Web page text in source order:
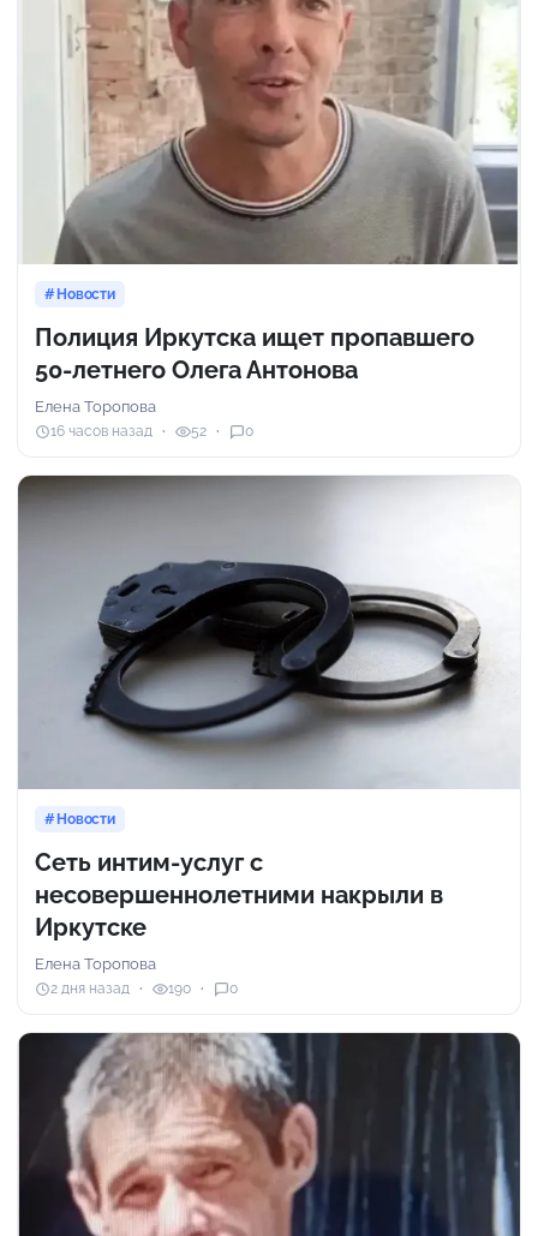
Новости
Полиция Иркутска ищет пропавшего
50-летнего Олега Антонова
Елена Торопова
16 часов назад 52 0
Новости
Сеть интим-услуг с
несовершеннолетними накрыли в
Иркутске
Елена Торопова
2 дня назад 190 0